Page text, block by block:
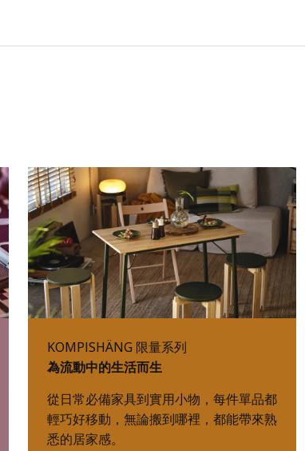
KOMPISHÄNG 限量系列
為流動中的生活而生
從日常必備家具到實用小物，每件單品都
輕巧好移動，無論搬到哪裡，都能帶來熟
悉的居家感。